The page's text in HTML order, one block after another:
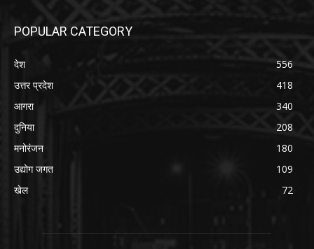
POPULAR CATEGORY
देश
556
उत्तर प्रदेश
418
आगरा
340
दुनिया
208
मनोरंजन
180
उद्योग जगत
109
खेल
72